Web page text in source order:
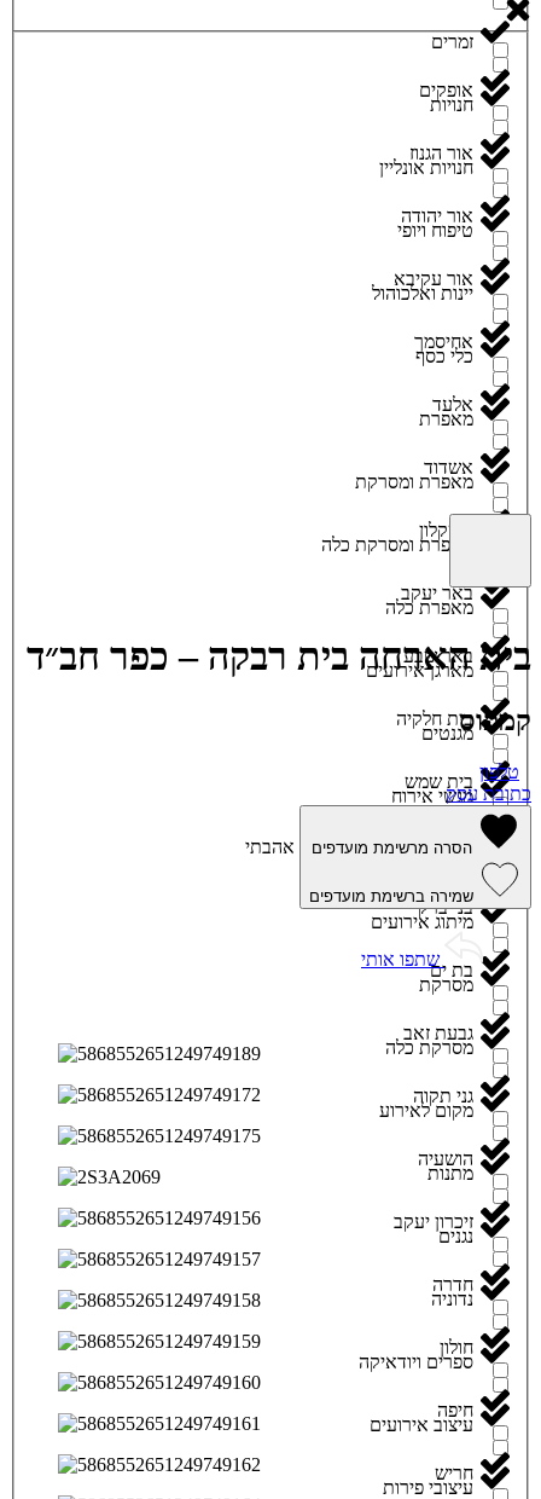
זמרים
חנויות
חנויות אונליין
טיפוח ויופי
יינות ואלכוהול
כלי כסף
מאפרת
מאפרת ומסרקת
מאפרת ומסרקת כלה
מאפרת כלה
מארגן אירועים
מגנטים
מגשי אירוח
מוזיקה
מיתוג אירועים
מסרקת
מסרקת כלה
מקום לאירוע
מתנות
נגנים
נדוניה
ספרים ויודאיקה
עיצוב אירועים
עיצובי פירות
אופקים
אור הגנוז
אור יהודה
אור עקיבא
אחיסמך
אלעד
אשדוד
אשקלון
באר יעקב
באר שבע
בית חלקיה
בית שמש
ביתר עילית
בני ברק
בת ים
גבעת זאב
גני תקוה
הושעיה
זיכרון יעקב
חדרה
חולון
חיפה
חריש
בית הארחה בית רבקה – כפר חב״ד
קמפוס
טלפון
כתובת עסק
הסרה מרשימת מועדפים
שמירה ברשימת מועדפים
אהבתי
שתפו אותי